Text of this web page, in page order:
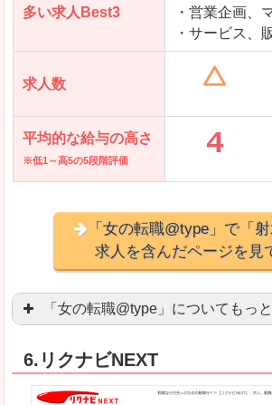
多い求人Best3
・営業企画、
・サービス、
求人数
平均的な給与の高さ
※低1～高5の5段階評価
「女の転職@type」で「
求人を含んだページを見
「女の転職@type」についてもっ
良いところ
正社員求人が約80％、正
6.リクナビNEXT